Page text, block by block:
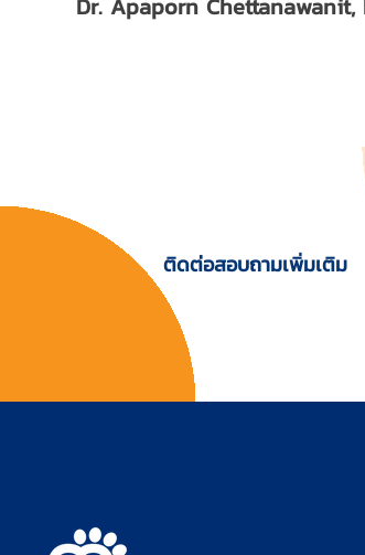
Dr. Apaporn Chettanawanit,
ติดต่อสอบถามเพิ่มเติม